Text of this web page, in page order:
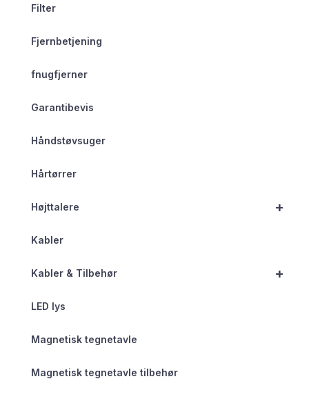
Filter
Fjernbetjening
fnugfjerner
Garantibevis
Håndstøvsuger
Hårtørrer
+
Højttalere
Kabler
+
Kabler & Tilbehør
LED lys
Magnetisk tegnetavle
Magnetisk tegnetavle tilbehør